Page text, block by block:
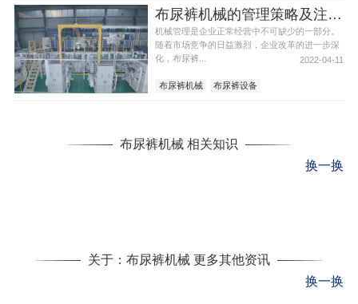
布尿裤机械的管理策略及注意事项
机械管理是企业正常经营中不可缺少的一部分。
随着市场竞争的日益激烈，企业改革的进一步深
化，布尿裤...
2022-04-11
布尿裤机械 布尿裤设备
布尿裤机械 相关知识
换一换
关于：布尿裤机械 更多其他资讯
换一换